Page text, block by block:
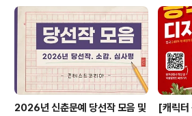
특설무대 (KBS 내포 부지) ◎ 참가분야- 중등부 ㅣ
컬, 댄스/댄스보컬 부문- 고등부 ㅣ 랩/보컬, 댄스/댄
부문* 모든..
2026년 신춘문예 당선작 모음 및
[캐릭터